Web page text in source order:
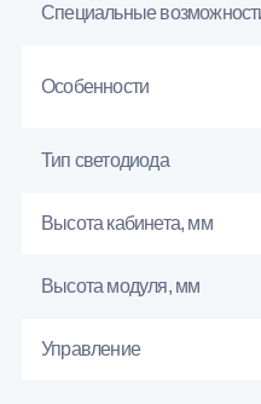
Специальные
Особенности
Тип светодиода
Высота кабинета, мм
Высота модуля, мм
Управление